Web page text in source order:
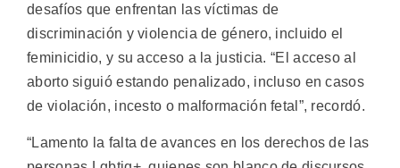
desafíos que enfrentan las víctimas de
discriminación y violencia de género, incluido el
feminicidio, y su acceso a la justicia. “El acceso al
aborto siguió estando penalizado, incluso en casos
de violación, incesto o malformación fetal”, recordó.
“Lamento la falta de avances en los derechos de las